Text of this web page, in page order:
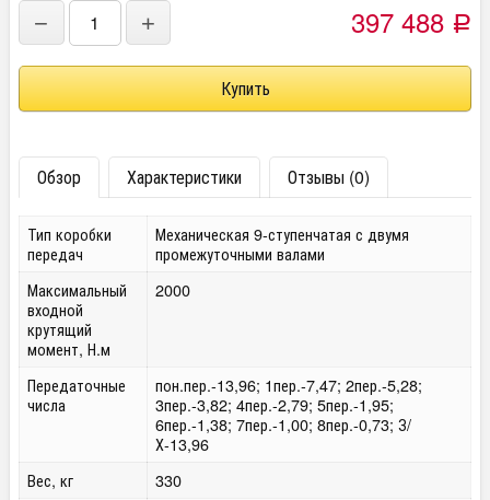
− + 397 488 Р
Обзор Характеристики Отзывы (0)
Тип коробки
передач
Механическая 9-ступенчатая с двумя
промежуточными валами
Максимальный
входной
крутящий
момент, Н.м
2000
Передаточные
числа
пон.пер.-13,96; 1пер.-7,47; 2пер.-5,28;
3пер.-3,82; 4пер.-2,79; 5пер.-1,95;
6пер.-1,38; 7пер.-1,00; 8пер.-0,73; З/
Х-13,96
Вес, кг
330